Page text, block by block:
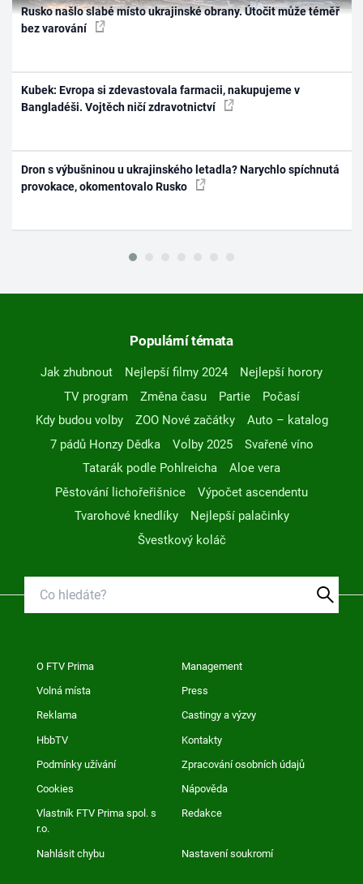
Rusko našlo slabé místo ukrajinské obrany. Útočit může téměř
bez varování
Kubek: Evropa si zdevastovala farmacii, nakupujeme v
Bangladéši. Vojtěch ničí zdravotnictví
Dron s výbušninou u ukrajinského letadla? Narychlo spíchnutá
provokace, okomentovalo Rusko
Populární témata
Jak zhubnout Nejlepší filmy 2024
Nejlepší horory
TV program
Změna času Partie
Počasí
Kdy budou volby
ZOO Nové začátky
Auto – katalog
7 pádů Honzy Dědka
Volby 2025
Svařené víno
Tatarák podle Pohlreicha
Aloe vera
Pěstování lichořeřišnice
Výpočet ascendentu
Tvarohové knedlíky
Nejlepší palačinky
Švestkový koláč
O FTV Prima Management
Volná místa Press
Reklama Castingy a výzvy
HbbTV Kontakty
Podmínky užívání Zpracování osobních údajů
Cookies Nápověda
Vlastník FTV Prima spol. s
r.o.
Redakce
Nahlásit chybu Nastavení soukromí